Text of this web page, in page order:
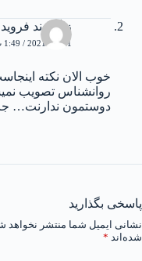
زیگموند فروید
21 می 2021 / 1:49 ب.ظ
خوب الان نکته
روانشناس تصویب
دوستمون ندارنت…
پاسخی بگذارید
نشانی ایمیل شما منتشر نخواهد
شده‌اند *